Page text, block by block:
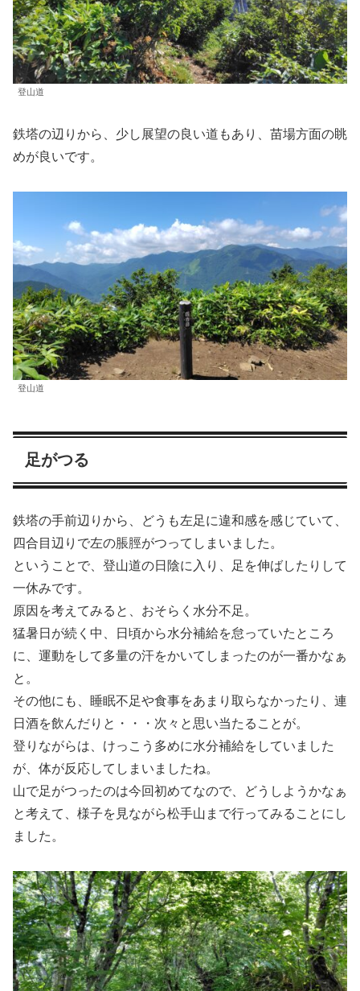
登山道
鉄塔の辺りから、少し展望の良い道もあり、苗場方面の眺
めが良いです。
登山道
足がつる
鉄塔の手前辺りから、どうも左足に違和感を感じていて、
四合目辺りで左の脹脛がつってしまいました。
ということで、登山道の日陰に入り、足を伸ばしたりして
一休みです。
原因を考えてみると、おそらく水分不足。
猛暑日が続く中、日頃から水分補給を怠っていたところ
に、運動をして多量の汗をかいてしまったのが一番かなぁ
と。
その他にも、睡眠不足や食事をあまり取らなかったり、連
日酒を飲んだりと・・・次々と思い当たることが。
登りながらは、けっこう多めに水分補給をしていました
が、体が反応してしまいましたね。
山で足がつったのは今回初めてなので、どうしようかなぁ
と考えて、様子を見ながら松手山まで行ってみることにし
ました。